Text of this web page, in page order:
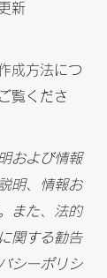
新
成方法につ
覧くださ
および情報
明、情報お
また、法的
関する勧告
シーポリシ